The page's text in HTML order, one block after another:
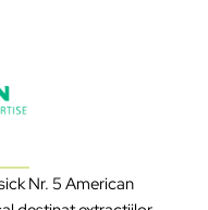
Nr. 5 American